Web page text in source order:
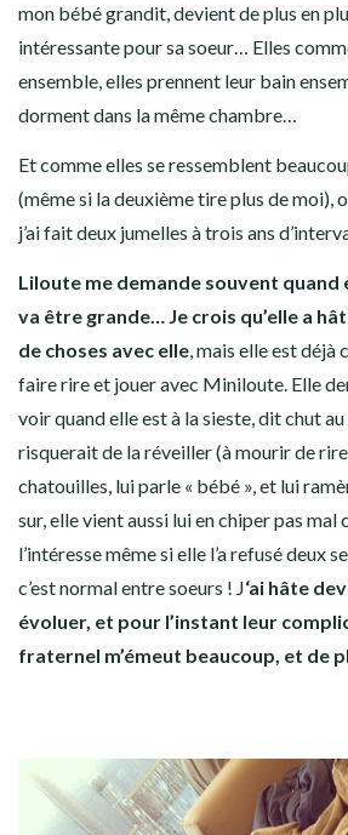
mon bébé grandit, devient de plus en
intéressante pour sa soeur… Elles
ensemble, elles prennent leur bain
dorment dans la même chambre…
Et comme elles se ressemblent
(même si la deuxième tire plus de moi),
j’ai fait deux jumelles à trois ans
Liloute me demande souvent quand
va être grande… Je crois qu’elle a
de choses avec elle, mais elle est déjà
faire rire et jouer avec Miniloute. Elle
voir quand elle est à la sieste, dit chut
risquerait de la réveiller (à mourir de
chatouilles, lui parle « bébé », et lui
sur, elle vient aussi lui en chiper pas mal
l’intéresse même si elle l’a refusé deux
c’est normal entre soeurs ! J‘ai hâte
évoluer, et pour l’instant leur
fraternel m’émeut beaucoup, et de